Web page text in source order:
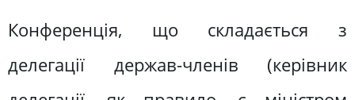
Конференція, що складається з
делегації держав-членів (керівник